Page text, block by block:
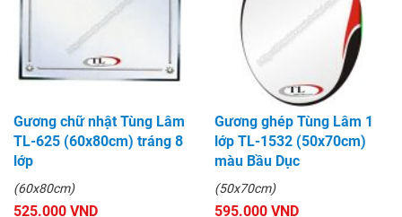
Gương chữ nhật Tùng Lâm
TL-625 (60x80cm) tráng 8
lớp
(60x80cm)
525.000 VND
Gương ghép Tùng Lâm 1
lớp TL-1532 (50x70cm)
màu Bầu Dục
(50x70cm)
595.000 VND